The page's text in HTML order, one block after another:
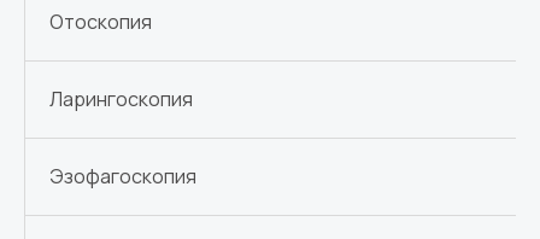
Отоскопия
Ларингоскопия
Эзофагоскопия